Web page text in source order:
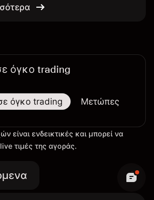
όγκο trading
όγκο trading Μετώπες
είναι ενδεικτικές και μπορεί να
τιμές της αγοράς.